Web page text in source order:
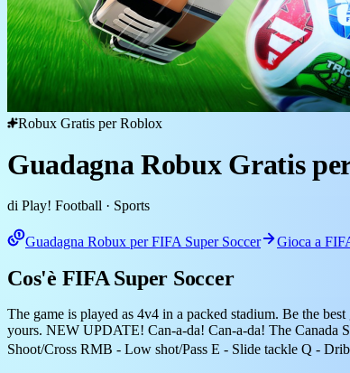
Robux Gratis per Roblox
Guadagna Robux Gratis
di Play! Football · Sports
Guadagna Robux per FIFA Super Soccer Gioca a
Cos'è FIFA Super Soccer
The game is played as 4v4 in a packed stadium. Be the
yours. NEW UPDATE! Can-a-da! Can-a-da! The Canada
Shoot/Cross RMB - Low shot/Pass E - Slide tackle Q -